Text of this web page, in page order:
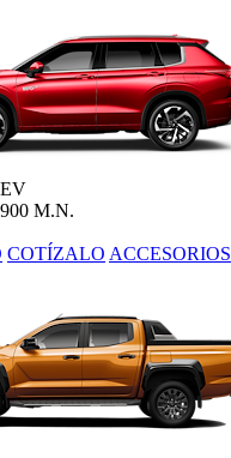
M.N.
COTÍZALO ACCESORIOS